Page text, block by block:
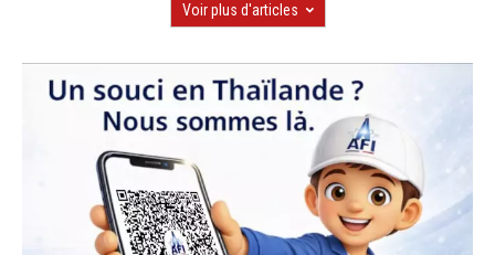
Voir plus d'articles